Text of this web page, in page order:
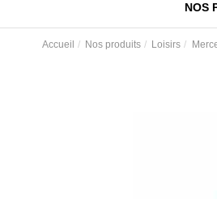
NOS
Accueil Nos produits Loisirs